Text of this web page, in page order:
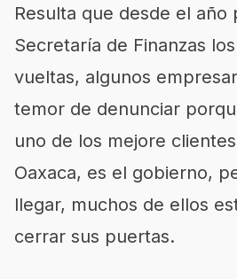
Resulta que desde el año
Secretaría de Finanzas
vueltas, algunos
temor de denunciar
uno de los mejore
Oaxaca, es el gobierno,
llegar, muchos de ellos
cerrar sus puertas.